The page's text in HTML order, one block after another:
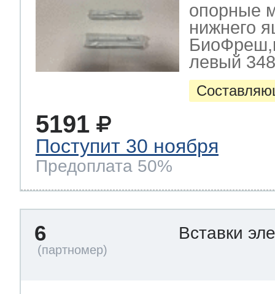
опорные
нижнего
левый
5191
Поступит 30 ноября
Предоплата 50%
6 Вставки